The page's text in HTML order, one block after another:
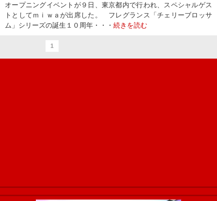
オープニングイベントが９日、東京都内で行われ、スペシャルゲス
トとしてｍｉｗａが出席した。 フレグランス「チェリーブロッサ
ム」シリーズの誕生１０周年・・・ 続きを読む
1